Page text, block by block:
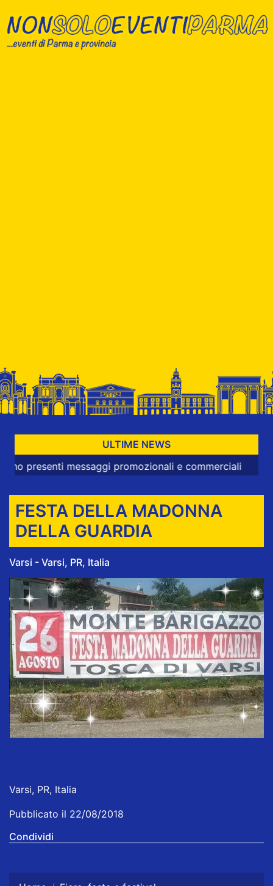
ULTIME NEWS
messaggi promozionali e commerciali
FESTA DELLA MADONNA
DELLA GUARDIA
Varsi - Varsi, PR, Italia
Varsi, PR, Italia
Pubblicato il 22/08/2018
Condividi